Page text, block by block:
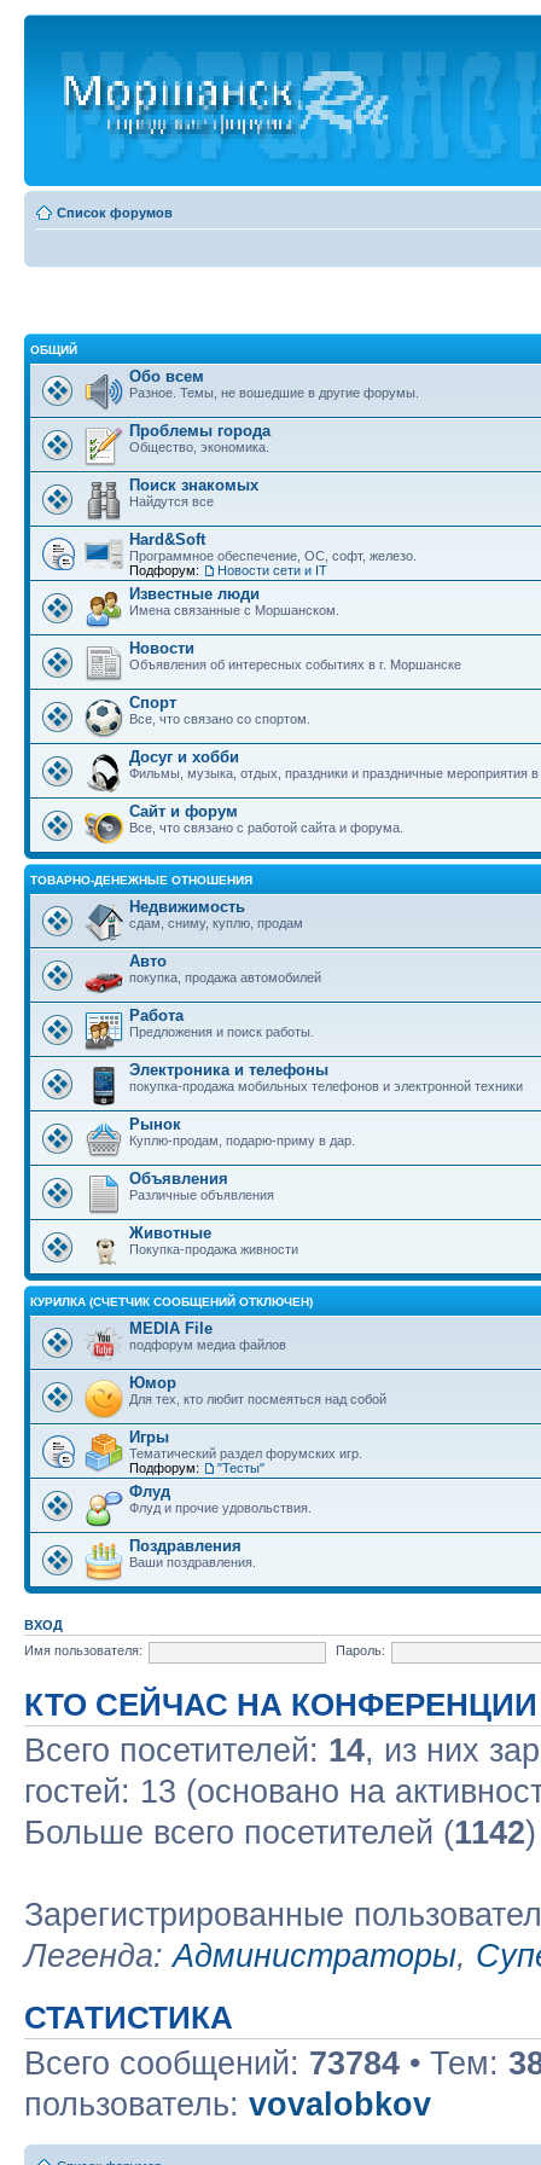
Список форумов
ОБЩИЙ
Обо всем
Разное. Темы, не вошедшие в другие форумы.
Проблемы города
Общество, экономика.
Поиск знакомых
Найдутся все
Hard&Soft
Программное обеспечение, ОС, софт, железо.
Подфорум:
Новости сети и IT
Известные люди
Имена связанные с Моршанском.
Новости
Объявления об интересных событиях в г. Моршанске
Спорт
Все, что связано со спортом.
Досуг и хобби
Фильмы, музыка, отдых, праздники и праздничные мероприятия
Сайт и форум
Все, что связано с работой сайта и форума.
ТОВАРНО-ДЕНЕЖНЫЕ ОТНОШЕНИЯ
Недвижимость
сдам, сниму, куплю, продам
Авто
покупка, продажа автомобилей
Работа
Предложения и поиск работы.
Электроника и телефоны
покупка-продажа мобильных телефонов и электронной техники
Рынок
Куплю-продам, подарю-приму в дар.
Объявления
Различные объявления
Животные
Покупка-продажа живности
КУРИЛКА (СЧЕТЧИК СООБЩЕНИЙ ОТКЛЮЧЕН)
MEDIA File
подфорум медиа файлов
Юмор
Для тех, кто любит посмеяться над собой
Игры
Тематический раздел форумских игр.
Подфорум:
"Тесты"
Флуд
Флуд и прочие удовольствия.
Поздравления
Ваши поздравления.
ВХОД
Имя пользователя:
Пароль:
КТО СЕЙЧАС НА КОНФЕРЕНЦИИ
Всего посетителей: 14, из них
гостей: 13 (основано на
Больше всего посетителей (1142
Зарегистрированные
Легенда:Администраторы,
СТАТИСТИКА
Всего сообщений: 73784 • Тем:
пользователь: vovalobkov